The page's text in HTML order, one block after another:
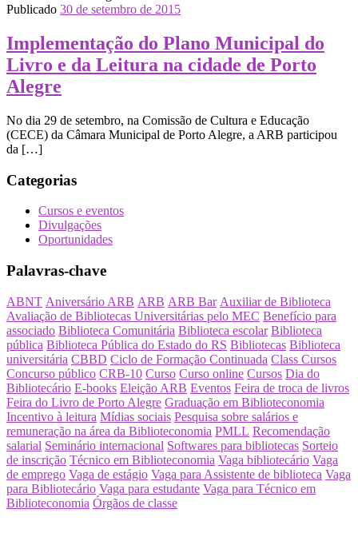
Publicado 30 de setembro de 2015
Implementação do Plano Municipal do
Livro e da Leitura na cidade de Porto
Alegre
No dia 29 de setembro, na Comissão de Cultura e Educação
(CECE) da Câmara Municipal de Porto Alegre, a ARB participou
da […]
Categorias
Cursos e eventos
Divulgações
Oportunidades
Palavras-chave
ABNT Aniversário ARB ARB ARB Bar Auxiliar de Biblioteca
Avaliação de Bibliotecas Universitárias pelo MEC Benefício para
associado Biblioteca Comunitária Biblioteca escolar Biblioteca
pública Biblioteca Pública do Estado do RS Bibliotecas Biblioteca
universitária CBBD Ciclo de Formação Continuada Class Cursos
Concurso público CRB-10 Curso Curso online Cursos Dia do
Bibliotecário E-books Eleição ARB Eventos Feira de troca de livros
Feira do Livro de Porto Alegre Graduação em Biblioteconomia
Incentivo à leitura Mídias sociais Pesquisa sobre salários e
remuneração na área da Biblioteconomia PMLL Recomendação
salarial Seminário internacional Softwares para bibliotecas Sorteio
de inscrição Técnico em Biblioteconomia Vaga bibliotecário Vaga
de emprego Vaga de estágio Vaga para Assistente de biblioteca Vaga
para Bibliotecário Vaga para estudante Vaga para Técnico em
Biblioteconomia Órgãos de classe